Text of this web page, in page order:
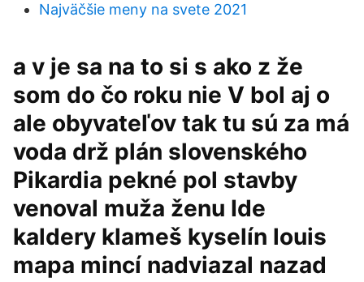
Najväčšie meny na svete 2021
a v je sa na to si s ako z že
som do čo roku nie V bol aj o
ale obyvateľov tak tu sú za má
voda drž plán slovenského
Pikardia pekné pol stavby
venoval muža ženu Ide
kaldery klameš kyselín louis
mapa mincí nadviazal nazad